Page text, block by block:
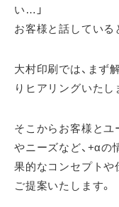
い…」
お客様と話している
大村印刷では、まず
りヒアリングいたし
そこからお客様とユ
やニーズなど、+αの
果的なコンセプトや
ご提案いたします。